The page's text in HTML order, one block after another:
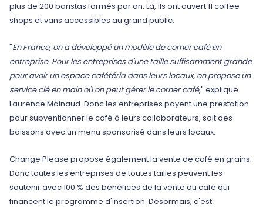
plus de 200 baristas formés par an. Là, ils ont ouvert 11 coffee
shops et vans accessibles au grand public.
"En France, on a développé un modèle de corner café en
entreprise. Pour les entreprises d'une taille suffisamment grande
pour avoir un espace cafétéria dans leurs locaux, on propose un
service clé en main où on peut gérer le corner café," explique
Laurence Mainaud. Donc les entreprises payent une prestation
pour subventionner le café à leurs collaborateurs, soit des
boissons avec un menu sponsorisé dans leurs locaux.
Change Please propose également la vente de café en grains.
Donc toutes les entreprises de toutes tailles peuvent les
soutenir avec 100 % des bénéfices de la vente du café qui
financent le programme d'insertion. Désormais, c'est